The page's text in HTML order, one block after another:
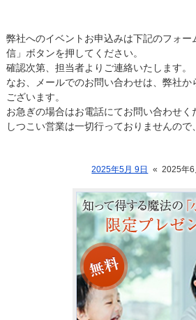
弊社へのイベントお申込みは下記のフォー
信」ボタンを押してください。
確認次第、担当者よりご連絡いたします。
なお、メールでのお問い合わせは、弊社
ございます。
お急ぎの場合はお電話にてお問い合わせく
しつこい営業は一切行っておりませんので
2025年5月 9日 « 2025年6